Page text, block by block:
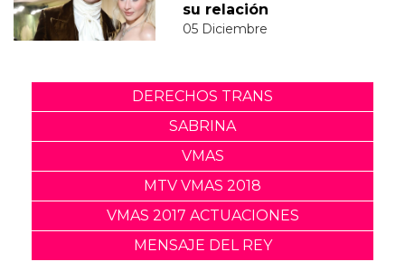
su relación
05 Diciembre
DERECHOS TRANS
SABRINA
VMAS
MTV VMAS 2018
VMAS 2017 ACTUACIONES
MENSAJE DEL REY